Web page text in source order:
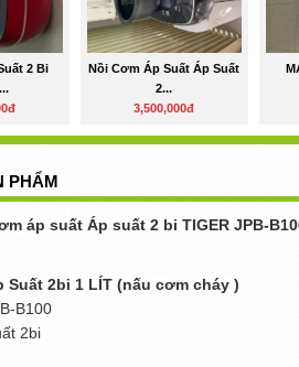
2 Bi
Nồi Cơm Áp Suất Áp Suất
2...
3,500,000đ
PHẨM
áp suất Áp suất 2 bi TIGER JPB-
Suất 2bi 1 LÍT (nấu cơm cháy )
B100
2bi